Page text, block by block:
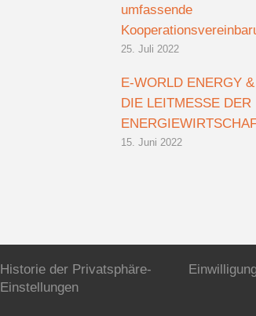
umfassende
25. Juli 2022
E-WORLD ENERGY
DIE LEITMESSE DER
15. Juni 2022
Historie der Privatsphäre-
Einstellungen